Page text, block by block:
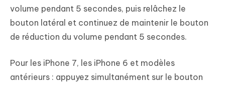
volume pendant 5 secondes, puis relâchez le
bouton latéral et continuez de maintenir le bouton
de réduction du volume pendant 5 secondes.
Pour les iPhone 7, les iPhone 6 et modèles
antérieurs : appuyez simultanément sur le bouton